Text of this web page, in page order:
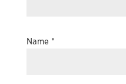
Name *